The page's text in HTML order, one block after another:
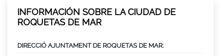
INFORMACIÓN SOBRE LA CIUDAD DE
ROQUETAS DE MAR
DIRECCIÓ AJUNTAMENT DE ROQUETAS DE MAR: